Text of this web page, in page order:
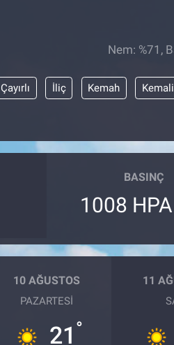
Nem: %71,
Çayırlı İliç Kemah
BASINÇ
1008 HPA
10 AĞUSTOS
PAZARTESI
21 °
11